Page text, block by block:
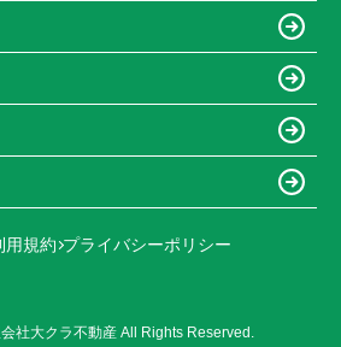
用規約 プライバシーポリシー
社大クラ不動産 All Rights Reserved.